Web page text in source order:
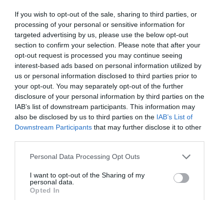
If you wish to opt-out of the sale, sharing to third parties, or
processing of your personal or sensitive information for
targeted advertising by us, please use the below opt-out
section to confirm your selection. Please note that after your
opt-out request is processed you may continue seeing
interest-based ads based on personal information utilized by
us or personal information disclosed to third parties prior to
your opt-out. You may separately opt-out of the further
disclosure of your personal information by third parties on the
IAB’s list of downstream participants. This information may
also be disclosed by us to third parties on the IAB’s List of
Downstream Participants that may further disclose it to other
Personal Data Processing Opt Outs
I want to opt-out of the Sharing of my
personal data.
Opted In
Las trabajadoras están llegando a sus puestos de
quienes cuidan de las personas más vulnerables
tengan que poner en riesgo su propia integridad física